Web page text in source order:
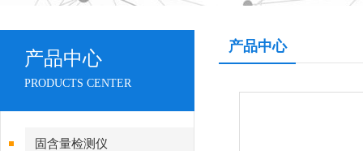
产品中心
PRODUCTS CENTER
固含量检测仪
产品中心